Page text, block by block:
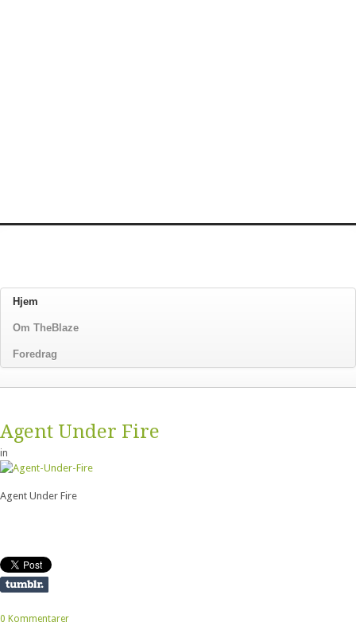
Hjem
Om TheBlaze
Foredrag
Agent Under Fire
in
Agent Under Fire
0 Kommentarer